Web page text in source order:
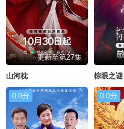
更新至第27集
山河枕 棕眼之谜
0.0分 0.0分